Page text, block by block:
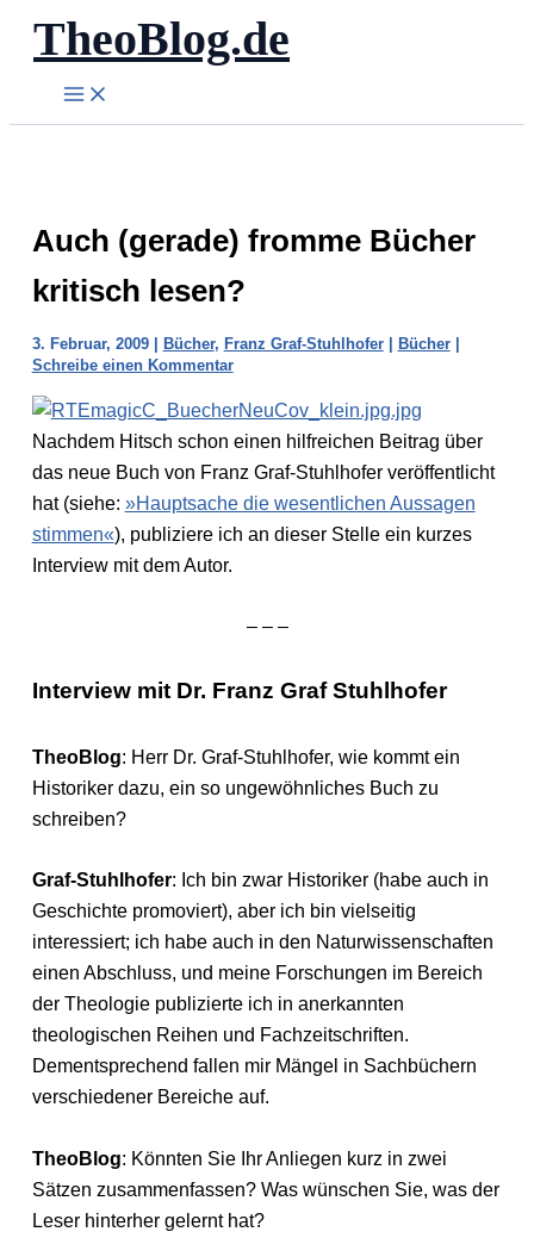
Zum
Inhalt
springen
TheoBlog.de
Auch (gerade) fromme Bücher
kritisch lesen?
3. Februar, 2009 | Bücher, Franz Graf-Stuhlhofer| Bücher|
Schreibe einen Kommentar
Nachdem Hitsch schon einen hilfreichen Beitrag über
das neue Buch von Franz Graf-Stuhlhofer veröffentlicht
hat (siehe: »Hauptsache die wesentlichen Aussagen
stimmen«), publiziere ich an dieser Stelle ein kurzes
Interview mit dem Autor.
– – –
Interview mit Dr. Franz Graf Stuhlhofer
TheoBlog: Herr Dr. Graf-Stuhlhofer, wie kommt ein
Historiker dazu, ein so ungewöhnliches Buch zu
schreiben?
Graf-Stuhlhofer: Ich bin zwar Historiker (habe auch in
Geschichte promoviert), aber ich bin vielseitig
interessiert; ich habe auch in den Naturwissenschaften
einen Abschluss, und meine Forschungen im Bereich
der Theologie publizierte ich in anerkannten
theologischen Reihen und Fachzeitschriften.
Dementsprechend fallen mir Mängel in Sachbüchern
verschiedener Bereiche auf.
TheoBlog: Könnten Sie Ihr Anliegen kurz in zwei
Sätzen zusammenfassen? Was wünschen Sie, was der
Leser hinterher gelernt hat?